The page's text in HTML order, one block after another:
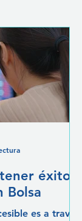
éxito
Bolsa
es a través